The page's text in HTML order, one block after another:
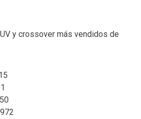
y crossover más vendidos de